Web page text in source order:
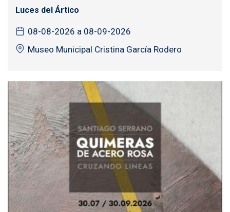
Luces del Ártico
08-08-2026 a 08-09-2026
Museo Municipal Cristina García Rodero